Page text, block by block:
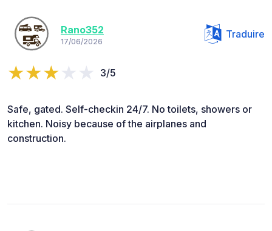
Rano352
17/06/2026
Traduire
3/5
Safe, gated. Self-checkin 24/7. No toilets, showers or
kitchen. Noisy because of the airplanes and
construction.